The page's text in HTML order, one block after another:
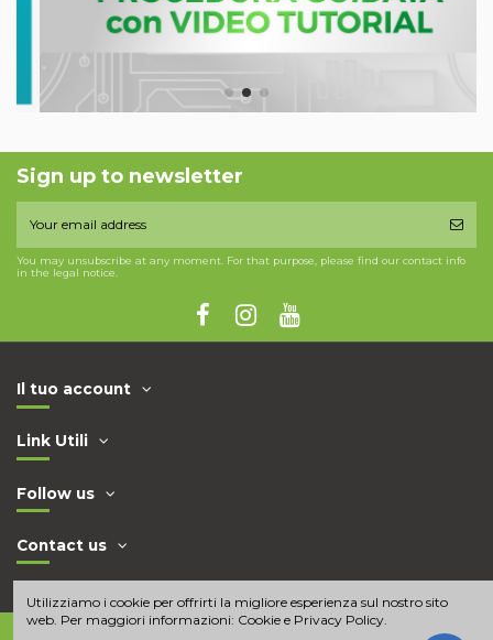
Sign up to newsletter
You may unsubscribe at any moment. For that purpose, please find our contact info
in the legal notice.
Il tuo account
Link Utili
Follow us
Contact us
Utilizziamo i cookie per offrirti la migliore esperienza sul nostro sito
web. Per maggiori informazioni: Cookie e Privacy Policy.